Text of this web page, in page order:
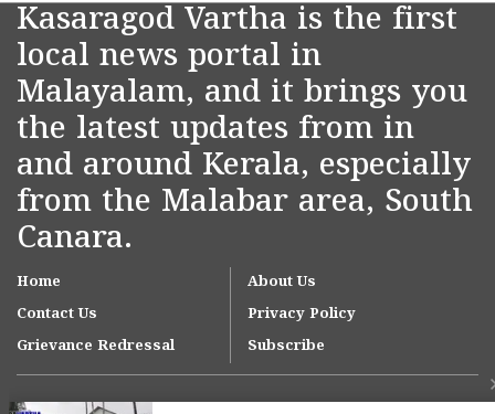
Kasaragod Vartha is the first
local news portal in
Malayalam, and it brings you
the latest updates from in
and around Kerala, especially
from the Malabar area, South
Canara.
Home
About Us
Contact Us
Privacy Policy
Grievance Redressal
Subscribe